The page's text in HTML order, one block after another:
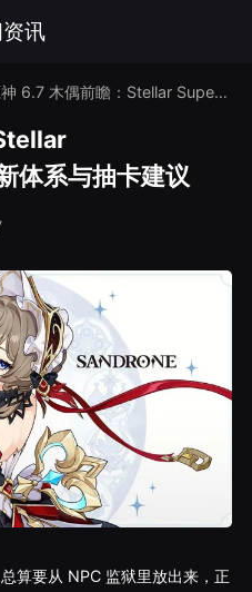
讯
6.7 木偶前瞻：Stellar Superconduct 超导新体系与抽卡建议
体系与抽卡建议
算要从 NPC 监狱里放出来，正